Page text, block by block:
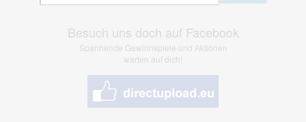
Besuch uns doch auf Facebook
Spannende Gewinnspiele und Aktionen
warten auf dich!